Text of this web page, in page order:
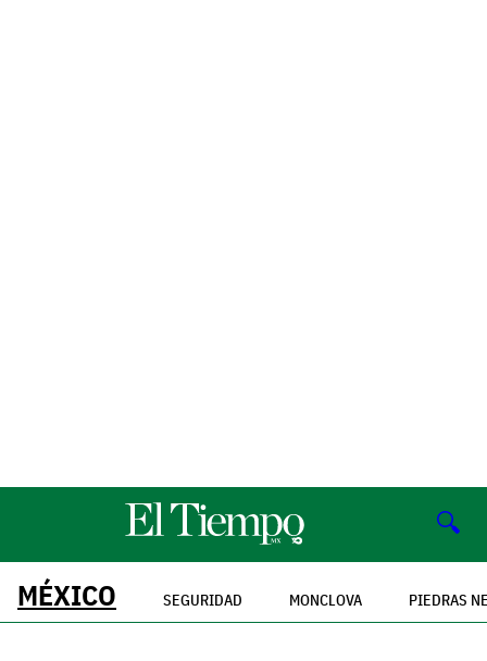
🔍
MÉXICO SEGURIDAD MONCLOVA PIEDRAS